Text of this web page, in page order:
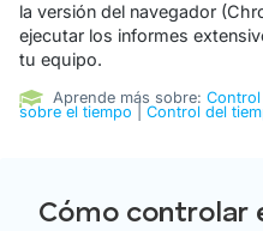
la versión del navegador
ejecutar los informes
tu equipo.
Aprende más sobre:
sobre el tiempo
Control del
Cómo controlar